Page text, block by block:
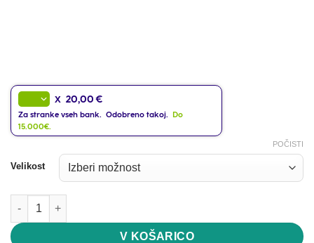
X 20,00 €
Za stranke vseh bank. Odobreno takoj.
Do
15.000€.
Velikost
POČISTI
Aluminijasti talni okvir - Vrtna omara za orodje količina
V KOŠARICO